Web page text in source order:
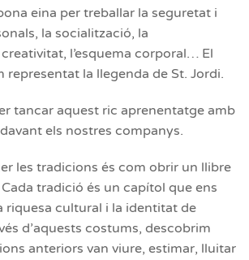
eina per treballar la seguretat i
la socialització, la
l’esquema corporal… El
representat la llegenda de St. Jordi.
tancar aquest ric aprenentatge amb
els nostres companys.
les tradicions és com obrir un llibre
Cada tradició és un capítol que ens
riquesa cultural i la identitat de
d’aquests costums, descobrim
anteriors van viure, estimar, lluitar